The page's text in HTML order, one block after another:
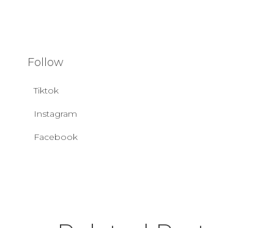
Follow
Tiktok
Instagram
Facebook